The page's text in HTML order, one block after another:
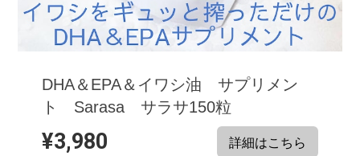
DHA＆EPA＆イワシ油 サプリメン
ト Sarasa サラサ150粒
¥3,980 詳細はこちら